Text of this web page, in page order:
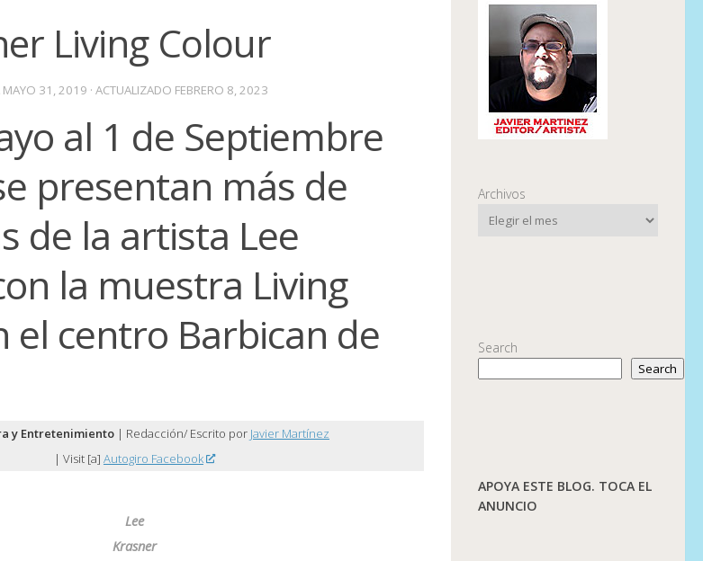
Living Colour
MAYO 31, 2019 · ACTUALIZADO FEBRERO 8, 2023
al 1 de Septiembre
presentan más de
de la artista Lee
la muestra Living
el centro Barbican de
y Entretenimiento | Redacción/ Escrito por Javier Martínez
| Visit [a] Autogiro Facebook
Lee
Krasner
Archivos
Search
Search
APOYA ESTE BLOG. TOCA EL
ANUNCIO